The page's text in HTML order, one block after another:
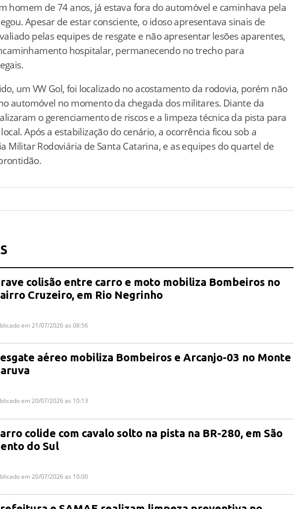
homem de 74 anos, já estava fora do automóvel e caminhava pela
Apesar de estar consciente, o idoso apresentava sinais de
pelas equipes de resgate e não apresentar lesões aparentes,
hospitalar, permanecendo no trecho para
um VW Gol, foi localizado no acostamento da rodovia, porém não
automóvel no momento da chegada dos militares. Diante da
o gerenciamento de riscos e a limpeza técnica da pista para
Após a estabilização do cenário, a ocorrência ficou sob a
Militar Rodoviária de Santa Catarina, e as equipes do quartel de
colisão entre carro e moto mobiliza Bombeiros no
Cruzeiro, em Rio Negrinho
em 21/07/2026 as 08:56
aéreo mobiliza Bombeiros e Arcanjo-03 no Monte
em 20/07/2026 as 10:13
colide com cavalo solto na pista na BR-280, em São
do Sul
em 20/07/2026 as 10:00